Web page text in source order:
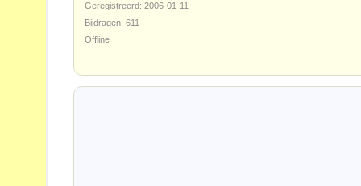
Geregistreerd: 2006-01-11
Bijdragen: 611
Offline